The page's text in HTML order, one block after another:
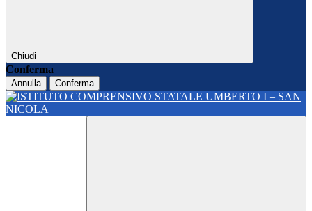
Chiudi
Conferma
Annulla Conferma